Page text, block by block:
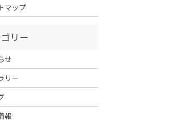
マップ
せ
リー
報